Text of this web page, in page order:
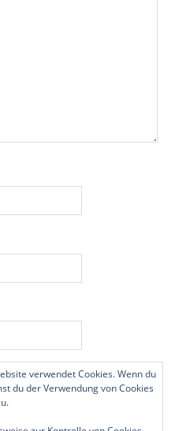
Website in diesem
Kommentar speichern.
verwendet Cookies. Wenn du
du der Verwendung von Cookies